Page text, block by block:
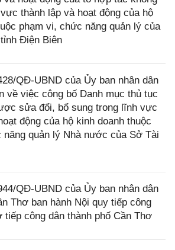
thành lập và hoạt động của hộ
phạm vi, chức năng quản lý của
Điện Biên
QĐ-UBND của Ủy ban nhân dân
về việc công bố Danh mục thủ tục
sửa đổi, bổ sung trong lĩnh vực
động của hộ kinh doanh thuộc
năng quản lý Nhà nước của Sở Tài
QĐ-UBND của Ủy ban nhân dân
Thơ ban hành Nội quy tiếp công
tiếp công dân thành phố Cần Thơ